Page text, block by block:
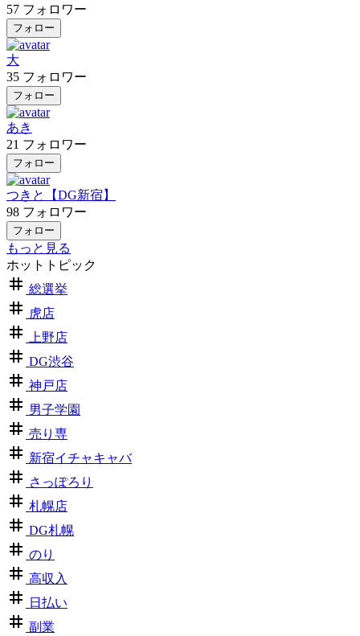
57 フォロワー
フォロー
大
35 フォロワー
フォロー
あき
21 フォロワー
フォロー
つきと【DG新宿】
98 フォロワー
フォロー
もっと見る
ホットトピック
総選挙
虎店
上野店
DG渋谷
神戸店
男子学園
売り専
新宿イチャキャバ
さっぽろり
札幌店
DG札幌
のり
高収入
日払い
副業